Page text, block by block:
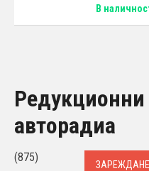
В
авторадиа
(875)